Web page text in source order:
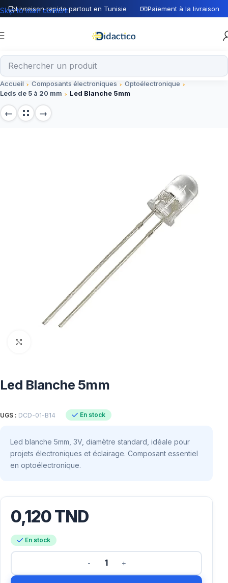
Livraison rapide partout en Tunisie Paiement à la livraison
Skip to main content
Accueil Composants électroniques
Optoélectronique
Leds de 5 à 20 mm
Led Blanche 5mm
Led Blanche 5mm
UGS : DCD-01-B14 En stock
Led blanche 5mm, 3V, diamètre standard, idéale pour
projets électroniques et éclairage. Composant essentiel
en optoélectronique.
0,120TND
En stock